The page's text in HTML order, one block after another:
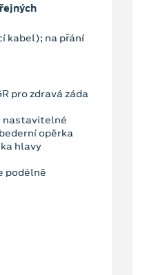
kabel); na přání
pro zdravá záda
nastavitelné
opěrka
hlavy
podélně